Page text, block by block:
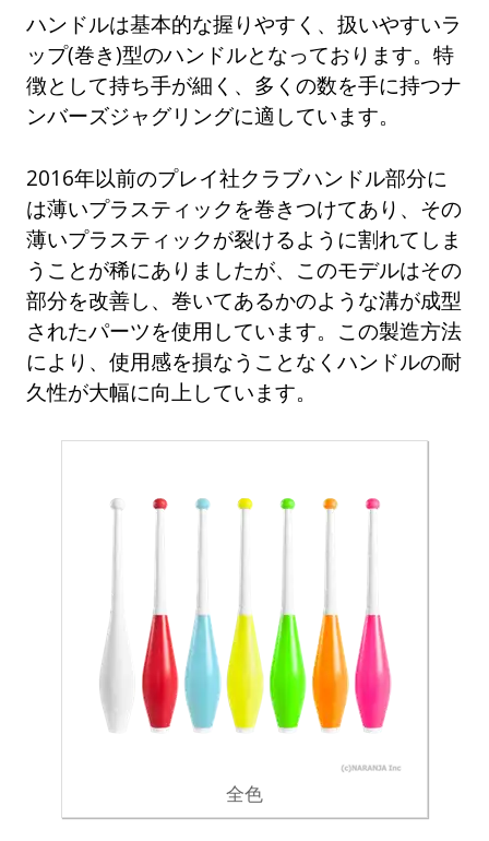
ハンドルは基本的な握りやすく、扱いやすいラ
ップ(巻き)型のハンドルとなっております。特
徴として持ち手が細く、多くの数を手に持つナ
ンバーズジャグリングに適しています。
2016年以前のプレイ社クラブハンドル部分に
は薄いプラスティックを巻きつけてあり、その
薄いプラスティックが裂けるように割れてしま
うことが稀にありましたが、このモデルはその
部分を改善し、巻いてあるかのような溝が成型
されたパーツを使用しています。この製造方法
により、使用感を損なうことなくハンドルの耐
久性が大幅に向上しています。
全色